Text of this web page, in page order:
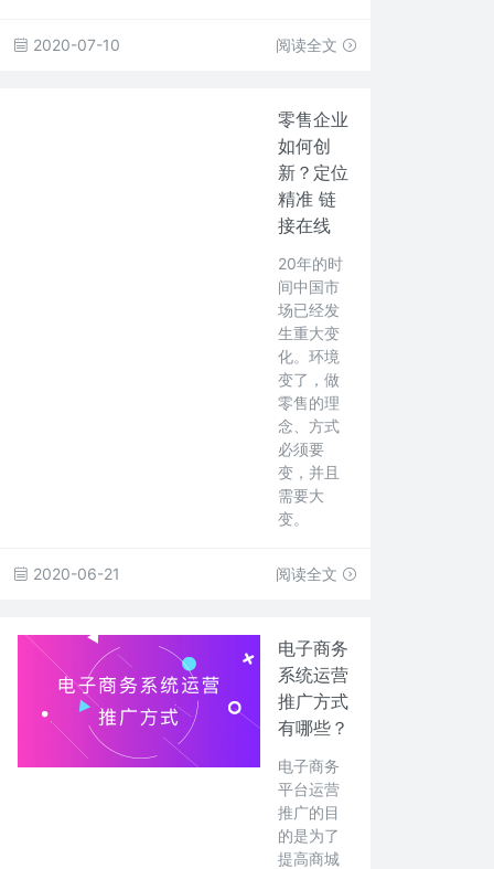
2020-07-10 阅读全文
零售企业
如何创
新？定位
精准 链
接在线
20年的时
间中国市
场已经发
生重大变
化。环境
变了，做
零售的理
念、方式
必须要
变，并且
需要大
变。
2020-06-21 阅读全文
电子商务
系统运营
推广方式
有哪些？
电子商务
平台运营
推广的目
的是为了
提高商城